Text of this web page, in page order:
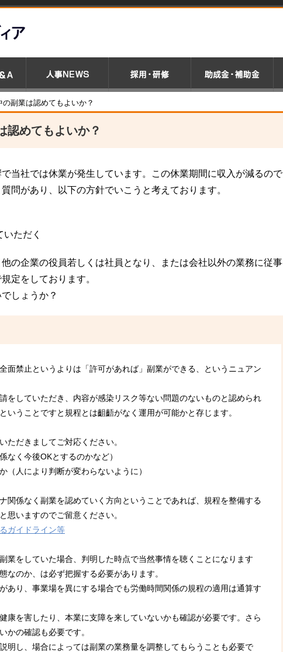
副業は認めてもよいか？
認めてもよいか？
当社では休業が発生しています。この休業期間に収入が減るので
問があり、以下の方針でいこうと考えております。
ただく
の企業の役員若しくは社員となり、または会社以外の業務に従事
定をしております。
しょうか？
面禁止というよりは「許可があれば」副業ができる、というニュアン
をしていただき、内容が感染リスク等ない問題のないものと認められ
いうことですと規程とは齟齬がなく運用が可能かと存じます。
ただきましてご対応ください。
なく今後OKとするのかなど）
（人により判断が変わらないように）
関係なく副業を認めていく方向ということであれば、規程を整備する
思いますのでご留意ください。
ガイドライン等
業をしていた場合、判明した時点で当然事情を聴くことになります
なのか、は必ず把握する必要があります。
あり、事業場を異にする場合でも労働時間関係の規程の適用は通算す
康を害したり、本業に支障を来していないかも確認が必要です。さら
かの確認も必要です。
明し、場合によっては副業の業務量を調整してもらうことも必要で